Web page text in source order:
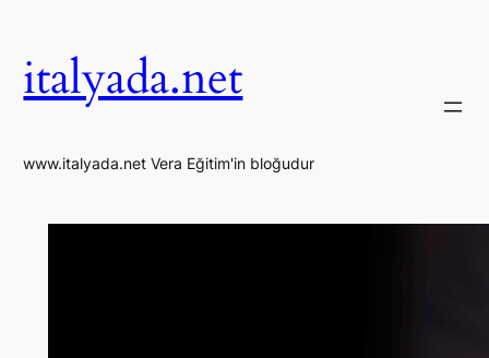
italyada.net
www.italyada.net Vera Eğitim'in bloğudur